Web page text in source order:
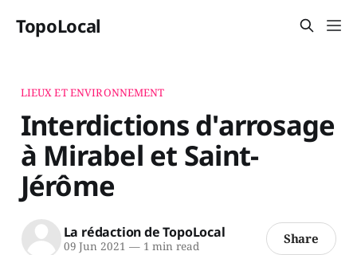
TopoLocal
LIEUX ET ENVIRONNEMENT
Interdictions d'arrosage
à Mirabel et Saint-
Jérôme
La rédaction de TopoLocal
09 Jun 2021 —1 min read Share